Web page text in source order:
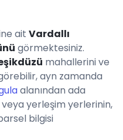
ait Vardallı
görmektesiniz.
mahallerini ve
ayn zamanda
alanından ada
yerleşim yerlerinin,
bilgisi